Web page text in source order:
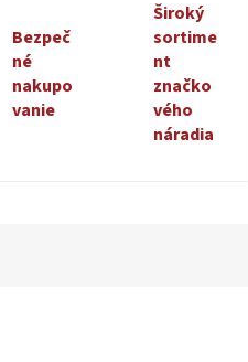
Bezpeč
né
nakupo
vanie
Široký
sortime
nt
značko
vého
náradia